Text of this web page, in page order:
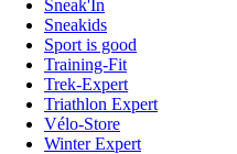
Sneak'In
Sneakids
Sport is good
Training-Fit
Trek-Expert
Triathlon Expert
Vélo-Store
Winter Expert